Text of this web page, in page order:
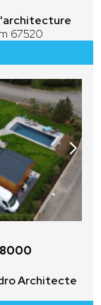
67520
Architecte